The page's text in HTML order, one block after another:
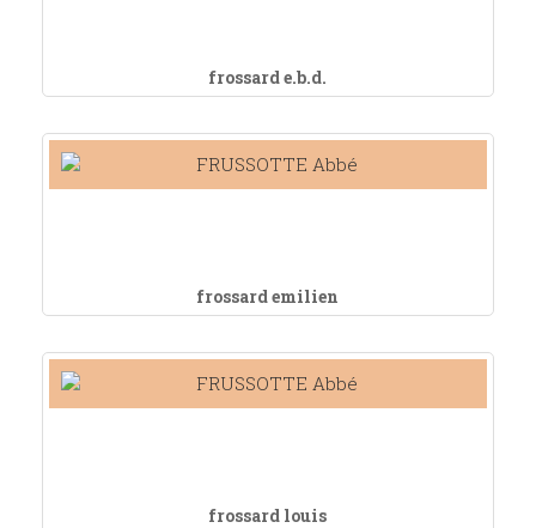
frossard e.b.d.
frossard emilien
frossard louis